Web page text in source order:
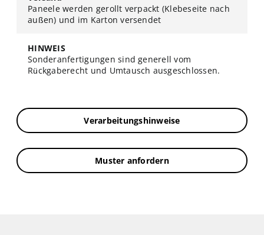
Paneele werden gerollt verpackt (Klebeseite nach
außen) und im Karton versendet
HINWEIS
Sonderanfertigungen sind generell vom
Rückgaberecht und Umtausch ausgeschlossen.
Verarbeitungshinweise
Muster anfordern